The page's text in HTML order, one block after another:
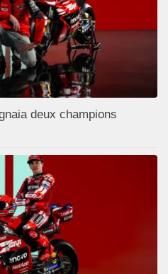
deux champions